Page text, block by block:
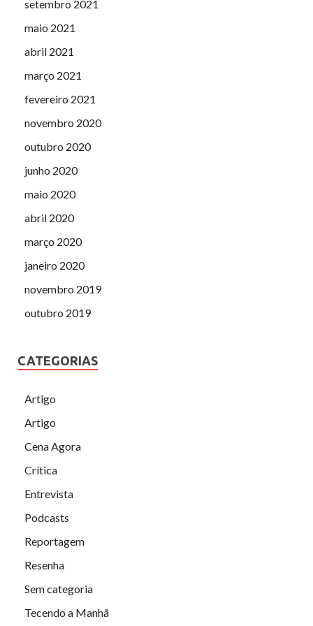
setembro 2021
maio 2021
abril 2021
março 2021
fevereiro 2021
novembro 2020
outubro 2020
junho 2020
maio 2020
abril 2020
março 2020
janeiro 2020
novembro 2019
outubro 2019
CATEGORIAS
Artigo
Artigo
Cena Agora
Crítica
Entrevista
Podcasts
Reportagem
Resenha
Sem categoria
Tecendo a Manhã